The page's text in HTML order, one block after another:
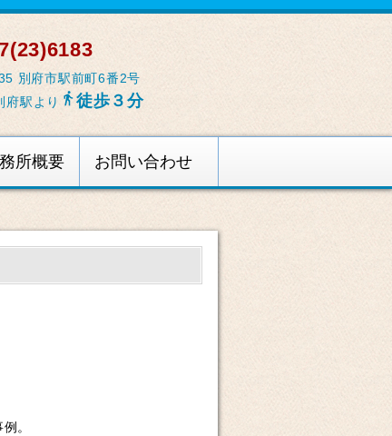
別府市駅前町6番2号
府駅より 徒歩３分
所概要 お問い合わせ
。